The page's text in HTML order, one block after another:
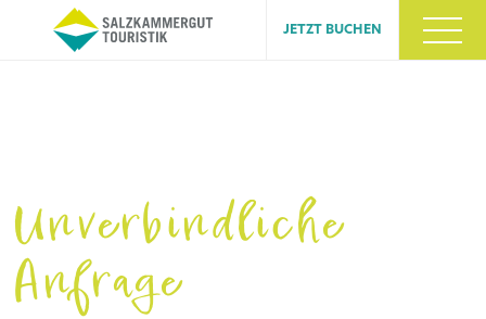
JETZT BUCHEN
Unverbindliche
Anfrage